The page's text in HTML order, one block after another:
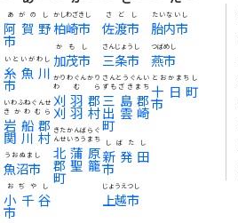
阿賀野
市
あがのし
糸魚川
市
いといがわし
岩船郡
関川村
いわふねぐんせ
きかわむら
魚沼市
うおぬまし
小千谷
市
おぢやし
柏崎市
かしわざきし
加茂市
かもし
刈羽郡
刈羽村
かりわぐんかり
わむら
北蒲原
郡聖籠
町
きたかんばらぐ
んせいろうまち
佐渡市
さどし
三条市
さんじょうし
三島郡
出雲崎
町
さんとうぐんい
ずもざきまち
新発田
市
しばたし
上越市
じょうえつし
胎内市
たいないし
燕市
つばめし
十日町
市
とおかまちし